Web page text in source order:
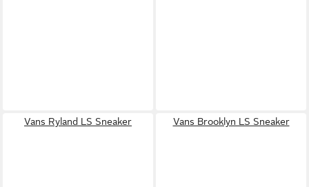
Vans Ryland LS Sneaker Vans Brooklyn LS Sneaker